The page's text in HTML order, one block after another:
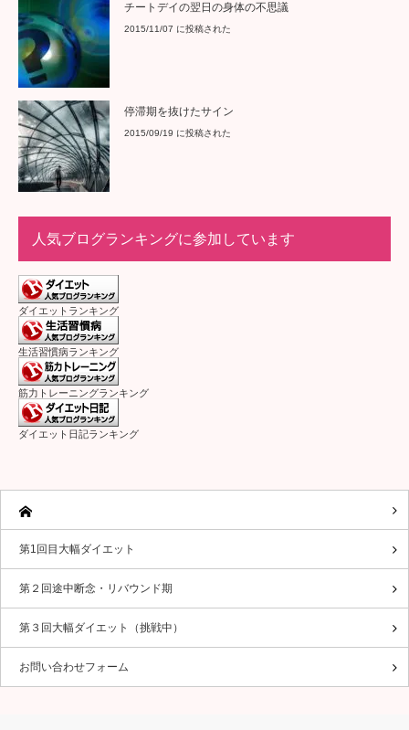
チートデイの翌日の身体の不思議
2015/11/07 に投稿された
停滞期を抜けたサイン
2015/09/19 に投稿された
人気ブログランキングに参加しています
ダイエットランキング
生活習慣病ランキング
筋力トレーニングランキング
ダイエット日記ランキング
第1回目大幅ダイエット
第２回途中断念・リバウンド期
第３回大幅ダイエット（挑戦中）
お問い合わせフォーム